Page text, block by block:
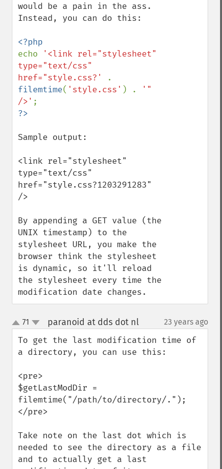
would be a pain in the ass.
Instead, you can do this:
echo
'<link rel="stylesheet"
type="text/css"
href="style.css?'
filemtime( 'style.css' ) .
'"
/>'
Sample output:
<link rel="stylesheet"
type="text/css"
href="style.css?1203291283"
/>
By appending a GET value (the
UNIX timestamp) to the
stylesheet URL, you make the
browser think the stylesheet
is dynamic, so it'll reload
the stylesheet every time the
modification date changes.
up
down
71 paranoid at dds dot nl¶ 23 years ago
To get the last modification time of
a directory, you can use this:
<pre>
$getLastModDir =
filemtime("/path/to/directory/.");
</pre>
Take note on the last dot which is
needed to see the directory as a file
and to actually get a last